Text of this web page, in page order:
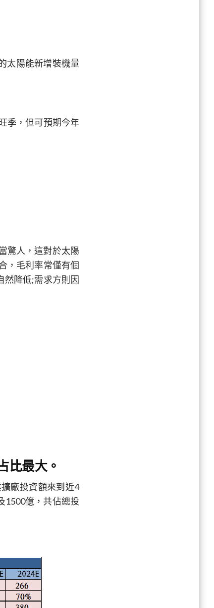
太陽能新增裝機量
季，但可預期今年
驚人，這對於太陽
，毛利率常僅有個
然降低;需求方則因
比最大。
廠投資額來到近4
1500億，共佔總投